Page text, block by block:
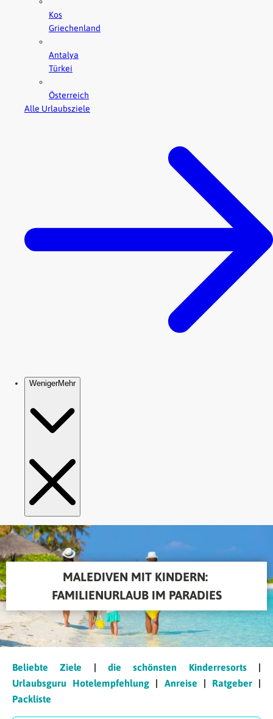
MALEDIVEN MIT KINDERN:
FAMILIENURLAUB IM PARADIES
Beliebte Ziele |die schönsten Kinderresorts|
Urlaubsguru Hotelempfehlung
Anreise Ratgeber|
Packliste